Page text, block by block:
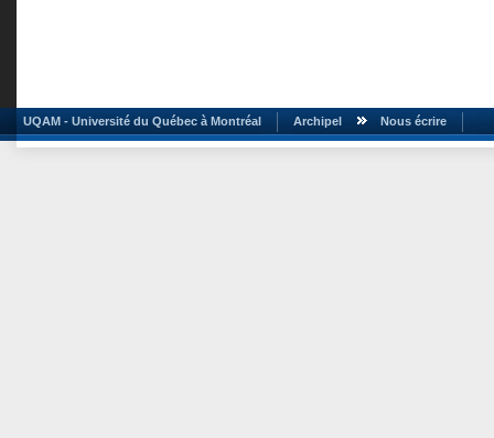
UQAM - Université du Québec à Montréal Archipel Nous écrire